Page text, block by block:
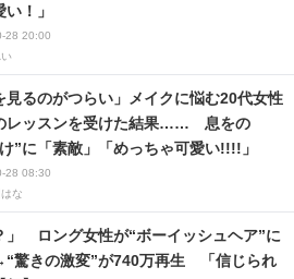
28 20:00
！」
28 08:30
な
見るのがつらい」メイクに悩む20代女性
レッスンを受けた結果…… 息をの
”に「素敵」「めっちゃ可愛い!!!!」
」 ロング女性が“ボーイッシュヘア”に
驚きの激変”が740万再生 「信じられ